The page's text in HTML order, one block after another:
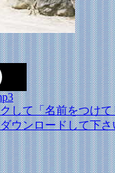
して「名前をつけ
ウンロードして下さ